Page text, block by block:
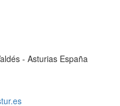
- Asturias España